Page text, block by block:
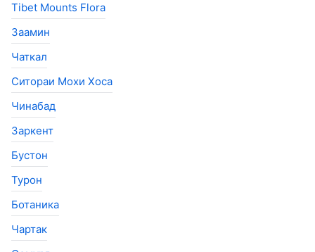
Tibet Mounts Flora
Заамин
Чаткал
Ситораи Мохи Хоса
Чинабад
Заркент
Бустон
Турон
Ботаника
Чартак